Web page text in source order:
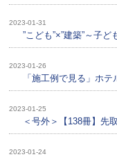
2023-01-31
”こども”×”建築”～子
2023-01-26
「施工例で見る」ホ
2023-01-25
＜号外＞【138冊】先
2023-01-24